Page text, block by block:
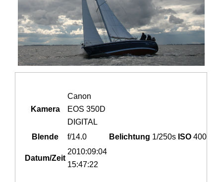
Kamera
Canon
EOS 350D
DIGITAL
Blende
f/14.0 Belichtung 1/250s ISO 400
Datum/Zeit
2010:09:04
15:47:22